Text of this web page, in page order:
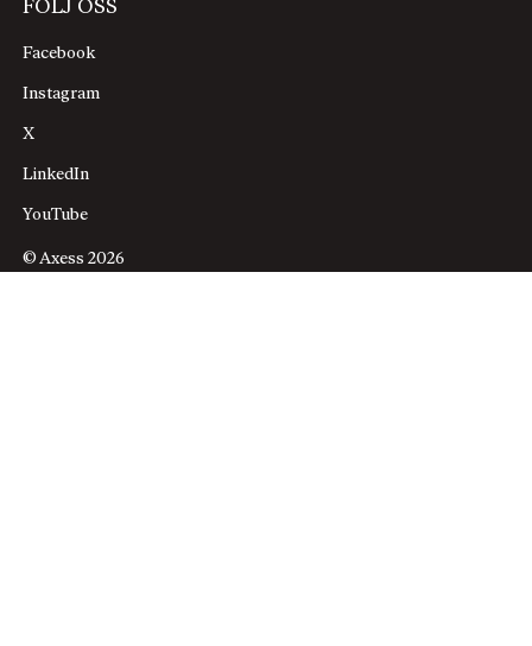
FÖLJ OSS
Facebook
Instagram
X
LinkedIn
YouTube
© Axess 2026